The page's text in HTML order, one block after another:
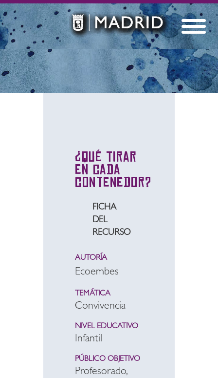
¿Qué tirar
en cada
contenedor?
FICHA
DEL
RECURSO
AUTORÍA
Ecoembes
TEMÁTICA
Convivencia
NIVEL EDUCATIVO
Infantil
PÚBLICO OBJETIVO
Profesorado,